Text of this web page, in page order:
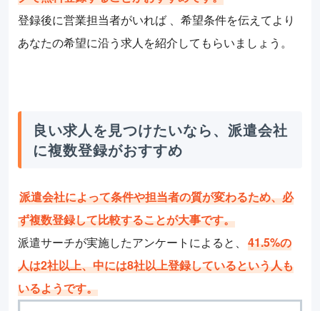
登録後に営業担当者がいれば 、希望条件を伝えてより
あなたの希望に沿う求人を紹介してもらいましょう。
良い求人を見つけたいなら、派遣会社
に複数登録がおすすめ
派遣会社によって条件や担当者の質が変わるため、必
ず複数登録して比較することが大事です。
派遣サーチが実施したアンケートによると、 41.5%の
人は2社以上、中には8社以上登録しているという人も
いるようです。